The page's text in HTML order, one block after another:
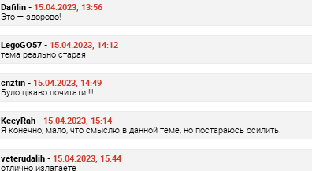
Dafilin - 15.04.2023, 13:56
Это — здорово!
LegoGO57 - 15.04.2023, 14:12
тема реально старая
cnztin - 15.04.2023, 14:49
Було цікаво почитати !!!
KeeyRah - 15.04.2023, 15:14
Я конечно, мало, что смыслю в данной теме, но постараюсь осилить.
veterudalih - 15.04.2023, 15:44
отлично излагаете